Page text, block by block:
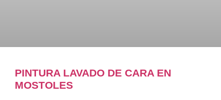
PINTURA LAVADO DE CARA EN
MOSTOLES